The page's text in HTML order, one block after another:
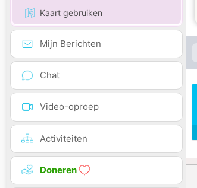
Kaart gebruiken
Mijn Berichten
Chat
Video-oproep
Activiteiten
Doneren